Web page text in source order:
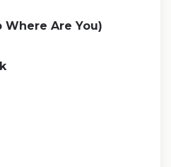
Where Are You)